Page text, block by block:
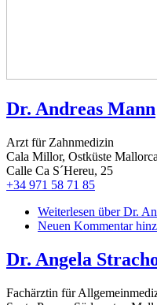
Dr. Andreas Mann
Arzt für Zahnmedizin
Cala Millor, Ostküste Mallorca
Calle Ca S´Hereu, 25
+34 971 58 71 85
Weiterlesen über Dr.
Neuen Kommentar
Dr. Angela
Fachärztin für